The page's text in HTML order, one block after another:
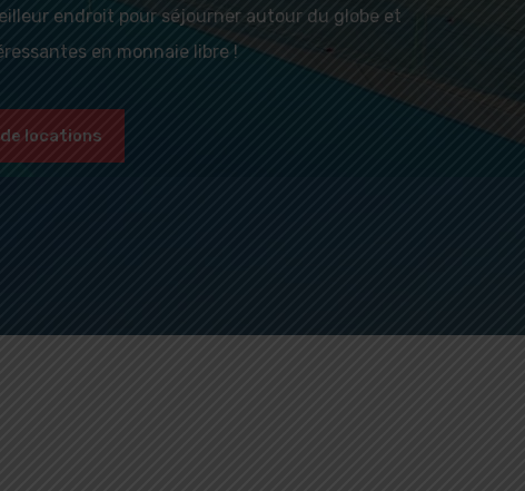
endroit pour séjourner autour du globe et
en monnaie libre !
locations